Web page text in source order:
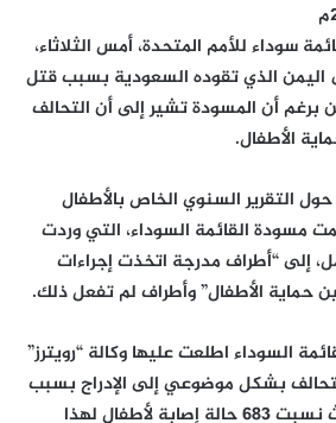
سوداء للأمم المتحدة، أمس الثلاثاء،
اليمن الذي تقوده السعودية بسبب قتل
أن المسودة تشير إلى أن التحالف
الأطفال.
التقرير السنوي الخاص بالأطفال
مسودة القائمة السوداء، التي وردت
إلى “أطراف مدرجة اتخذت إجراءات
حماية الأطفال” وأطراف لم تفعل ذلك.
السوداء اطلعت عليها وكالة “رويترز”
بشكل موضوعي إلى الإدراج بسبب
قتل وتشويه أطفال حيث نسبت 683 حالة إصابة لأطفال لهذا